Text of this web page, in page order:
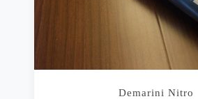
Demarini Nitro